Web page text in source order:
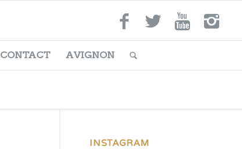
CONTACT AVIGNON
INSTAGRAM